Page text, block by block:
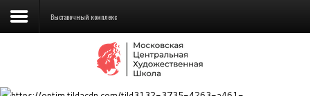
Сведения об образовательной
Выставочный комплекс